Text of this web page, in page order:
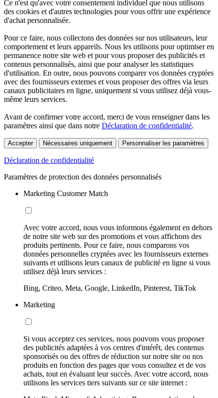
Ce n'est qu'avec votre consentement individuel que nous utilisons
des cookies et d'autres technologies pour vous offrir une expérience
d'achat personnalisée.
Pour ce faire, nous collectons des données sur nos utilisateurs, leur
comportement et leurs appareils. Nous les utilisons pour optimiser en
permanence notre site web et pour vous proposer des publicités et
contenus personnalisés, ainsi que pour analyser les statistiques
d'utilisation. En outre, nous pouvons comparer vos données cryptées
avec des fournisseurs externes et vous proposer des offres via leurs
canaux publicitaires en ligne, uniquement si vous utilisez déjà vous-
même leurs services.
Avant de confirmer votre accord, merci de vous renseigner dans les
paramètres ainsi que dans notre Déclaration de confidentialité.
Accepter Nécessaires uniquement Personnaliser les paramètres
Déclaration de confidentialité
Paramètres de protection des données personnalisés
Marketing Customer Match
Avec votre accord, nous vous informons également en dehors
de notre site web sur des promotions et vous affichons des
produits pertinents. Pour ce faire, nous comparons vos
données personnelles cryptées avec les fournisseurs externes
suivants et utilisons leurs canaux de publicité en ligne si vous
utilisez déjà leurs services :
Bing, Criteo, Meta, Google, LinkedIn, Pinterest, TikTok
Marketing
Si vous acceptez ces services, nous pouvons vous proposer
des publicités adaptées à vos centres d'intérêt, des contenus
sponsorisés ou des offres de réduction sur notre site ou nos
produits en fonction des pages que vous consultez et de vos
achats, tout en évaluant leur succès. Avec votre accord, nous
utilisons les services tiers suivants sur ce site internet :